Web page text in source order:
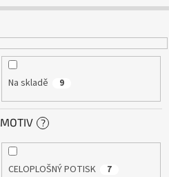
Na skladě 9
MOTIV ?
CELOPLOŠNÝ POTISK 7